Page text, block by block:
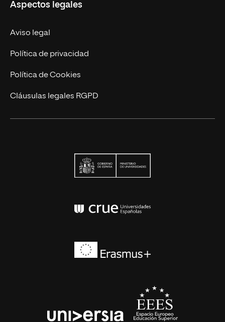
Nuestro Equipo
Trabaja en UNIR
Actualidad
Contáctanos
Aspectos legales
Aviso legal
Política de privacidad
Política de Cookies
Cláusulas legales RGPD
Conferencia de
universia